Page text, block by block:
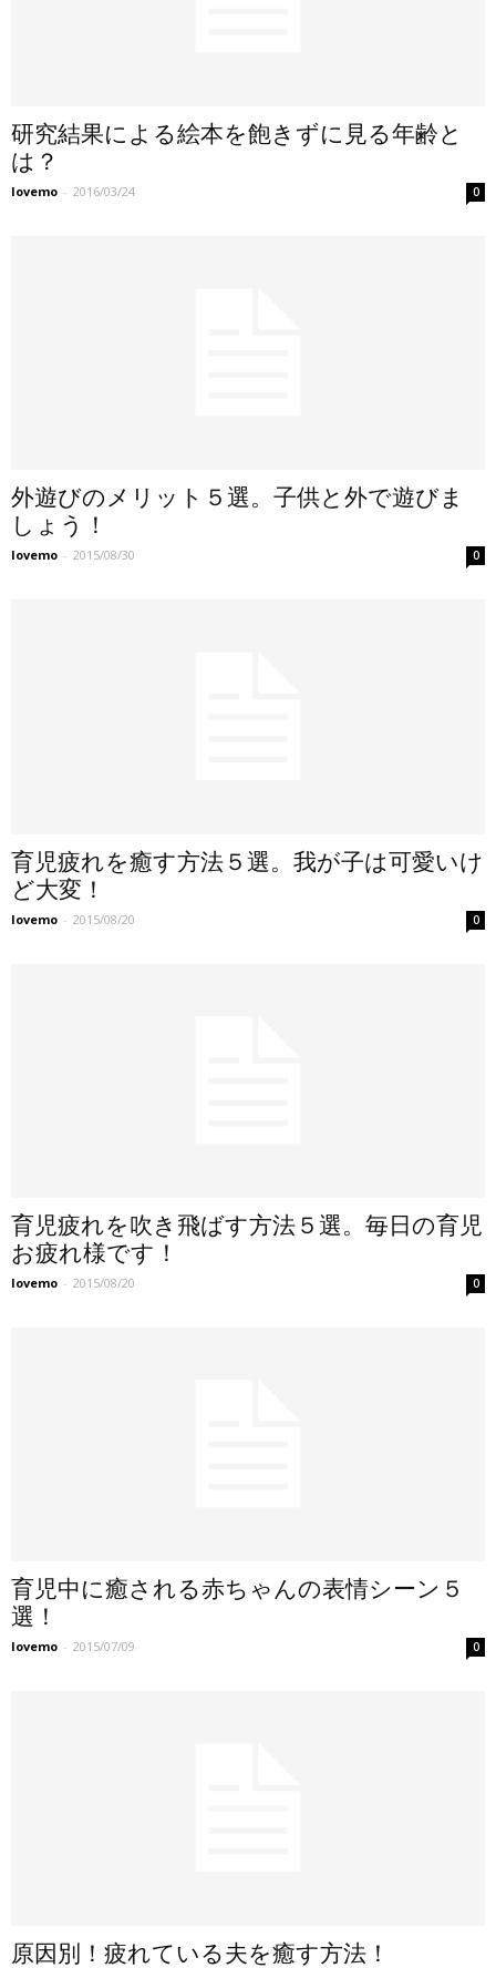
研究結果による絵本を飽きずに見る年齢と
は？
lovemo - 2016/03/24 0
外遊びのメリット５選。子供と外で遊びま
しょう！
lovemo - 2015/08/30 0
育児疲れを癒す方法５選。我が子は可愛いけ
ど大変！
lovemo - 2015/08/20 0
育児疲れを吹き飛ばす方法５選。毎日の育児
お疲れ様です！
lovemo - 2015/08/20 0
育児中に癒される赤ちゃんの表情シーン５
選！
lovemo - 2015/07/09 0
原因別！疲れている夫を癒す方法！